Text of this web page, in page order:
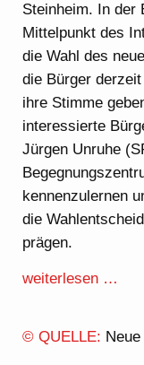
Steinheim. In der
Mittelpunkt des
die Wahl des
die Bürger
ihre Stimme
interessierte
Jürgen Unruhe
kennenzulernen
die
prägen.
weiterlesen …
© QUELLE: